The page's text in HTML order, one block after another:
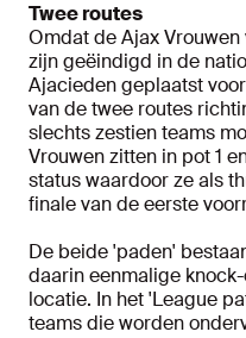
Twee routes
Omdat de Ajax
zijn geëindigd in de
Ajacieden geplaatst
van de twee routes
slechts zestien teams
Vrouwen zitten in pot 1
status waardoor ze als
finale van de eerste
De beide 'paden'
daarin eenmalige
locatie. In het 'League
teams die worden